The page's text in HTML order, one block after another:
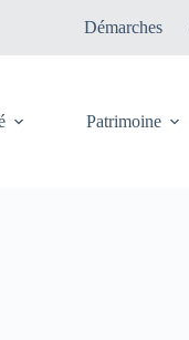
Démarches
Patrimoine